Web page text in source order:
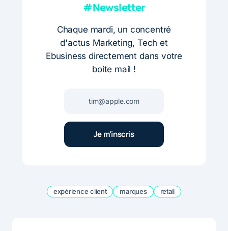
#Newsletter
Chaque mardi, un concentré
d'actus Marketing, Tech et
Ebusiness directement dans votre
boite mail !
expérience client marques retail